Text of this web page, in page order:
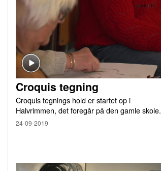
Croquis tegning
Croquis tegnings hold er startet op i
Halvrimmen, det foregår på den gamle skole.
24-09-2019